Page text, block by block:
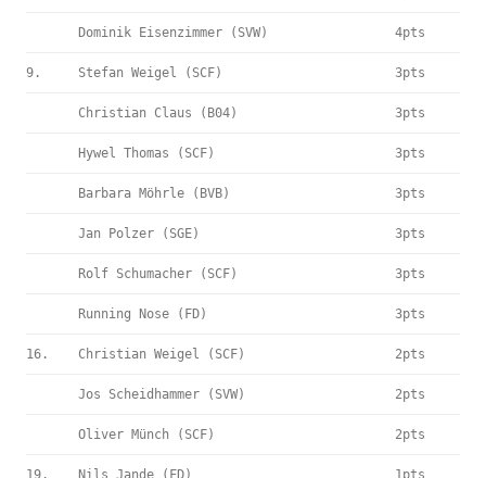
Dominik Eisenzimmer (SVW) 4pts
9. Stefan Weigel (SCF) 3pts
Christian Claus (B04) 3pts
Hywel Thomas (SCF) 3pts
Barbara Möhrle (BVB) 3pts
Jan Polzer (SGE) 3pts
Rolf Schumacher (SCF) 3pts
Running Nose (FD) 3pts
16. Christian Weigel (SCF) 2pts
Jos Scheidhammer (SVW) 2pts
Oliver Münch (SCF) 2pts
19. Nils Jande (FD) 1pts